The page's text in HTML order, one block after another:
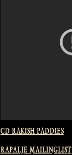
CD RAKISH PADDIES
RAPALJE MAILINGLIST